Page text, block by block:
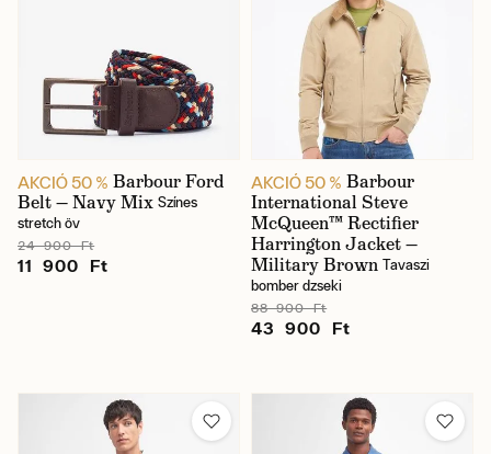
AKCIÓ 50 % Barbour Ford
Belt — Navy Mix Színes
stretch öv
24 900 Ft
11 900 Ft
AKCIÓ 50 % Barbour
International Steve
McQueen™ Rectifier
Harrington Jacket —
Military Brown Tavaszi
bomber dzseki
88 900 Ft
43 900 Ft